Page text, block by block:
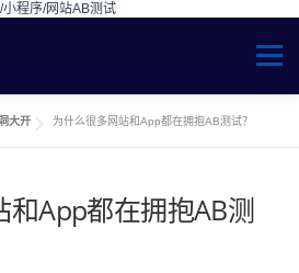
程序/网站AB测试
Menu
大开 为什么很多网站和App都在拥抱AB测试？
和App都在拥抱AB测